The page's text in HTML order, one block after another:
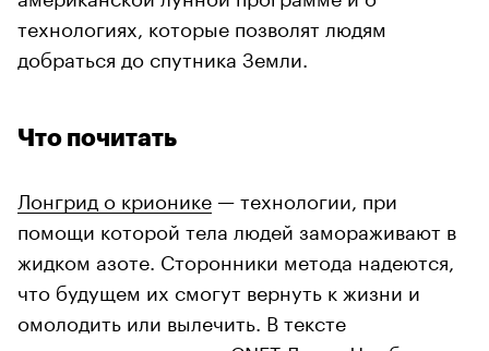
технологиях, которые позволят людям
добраться до спутника Земли.
Что почитать
Лонгрид о крионике — технологии, при
помощи которой тела людей замораживают в
жидком азоте. Сторонники метода надеются,
что будущем их смогут вернуть к жизни и
омолодить или вылечить. В тексте